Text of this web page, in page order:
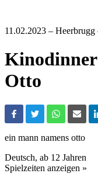
11.02.2023 –
Otto
ein mann namens otto
Deutsch, ab 12 Jahren
Spielzeiten anzeigen »